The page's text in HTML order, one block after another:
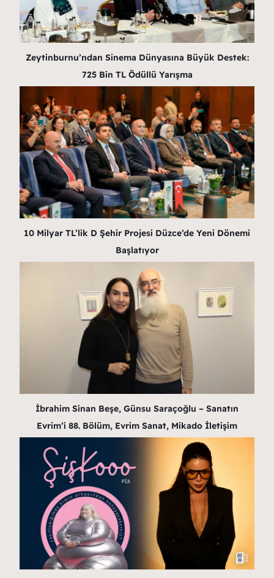
Zeytinburnu’ndan Sinema Dünyasına Büyük Destek:
725 Bin TL Ödüllü Yarışma
10 Milyar TL’lik D Şehir Projesi Düzce’de Yeni Dönemi
Başlatıyor
İbrahim Sinan Beşe, Günsu Saraçoğlu – Sanatın
Evrim’i 88. Bölüm, Evrim Sanat, Mikado İletişim